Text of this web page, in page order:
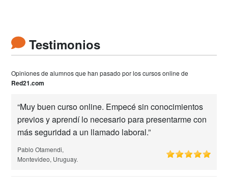
Testimonios
Opiniones de alumnos que han pasado por los cursos online de
Red21.com
“Muy buen curso online. Empecé sin conocimientos
previos y aprendí lo necesario para presentarme con
más seguridad a un llamado laboral.”
Pablo Otamendi,
Montevideo, Uruguay.